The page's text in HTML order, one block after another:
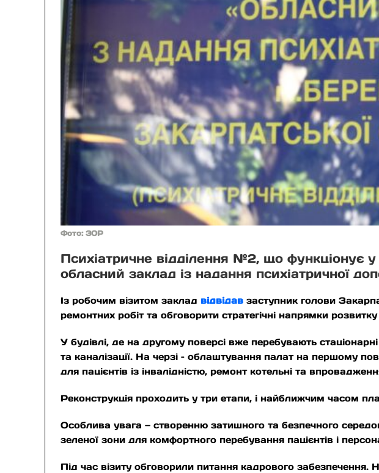
Фото: ЗОР
Психіатричне відділення №2, що функціонує
обласний заклад із надання психіатричної
Із робочим візитом закладвідвідав заступник голови
ремонтних робіт та обговорити стратегічні напрямки
У будівлі, де на другому поверсі вже перебувають
та каналізації. На черзі – облаштування палат на першому
для пацієнтів із інвалідністю, ремонт котельні та
Реконструкція проходить у три етапи, і найближчим часом
Особлива увага — створенню затишного та безпечного
зеленої зони для комфортного перебування пацієнтів і
Під час візиту обговорили питання кадрового забезпечення.